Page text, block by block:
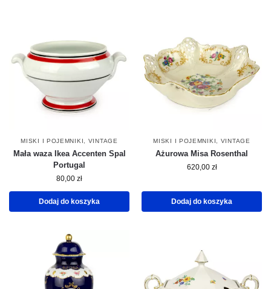
MISKI I POJEMNIKI VINTAGE
Mała waza Ikea Accenten Spal
Portugal
80,00 zł
Dodaj do koszyka
MISKI I POJEMNIKI VINTAGE
Ażurowa Misa Rosenthal
620,00 zł
Dodaj do koszyka